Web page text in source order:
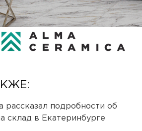
рассказал подробности об
склад в Екатеринбурге